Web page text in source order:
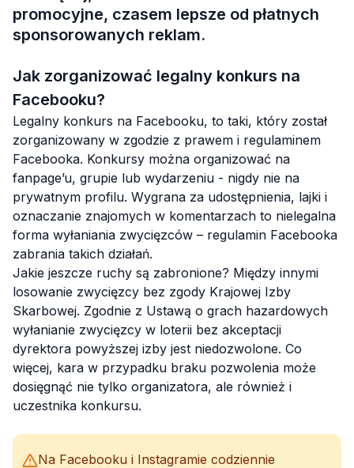
promocyjne, czasem lepsze od płatnych
sponsorowanych reklam.
Jak zorganizować legalny konkurs na
Facebooku?
Legalny konkurs na Facebooku, to taki, który został
zorganizowany w zgodzie z prawem i regulaminem
Facebooka. Konkursy można organizować na
fanpage’u, grupie lub wydarzeniu - nigdy nie na
prywatnym profilu. Wygrana za udostępnienia, lajki i
oznaczanie znajomych w komentarzach to nielegalna
forma wyłaniania zwycięzców – regulamin Facebooka
zabrania takich działań.
Jakie jeszcze ruchy są zabronione? Między innymi
losowanie zwycięzcy bez zgody Krajowej Izby
Skarbowej. Zgodnie z Ustawą o grach hazardowych
wyłanianie zwycięzcy w loterii bez akceptacji
dyrektora powyższej izby jest niedozwolone. Co
więcej, kara w przypadku braku pozwolenia może
dosięgnąć nie tylko organizatora, ale również i
uczestnika konkursu.
Na Facebooku i Instagramie codziennie